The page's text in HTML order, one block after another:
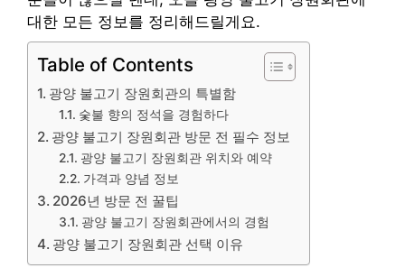
대한 모든 정보를 정리해드릴게요.
Table of Contents
광양 불고기 장원회관의 특별함
숯불 향의 정석을 경험하다
광양 불고기 장원회관 방문 전 필수 정보
광양 불고기 장원회관 위치와 예약
가격과 양념 정보
2026년 방문 전 꿀팁
광양 불고기 장원회관에서의 경험
광양 불고기 장원회관 선택 이유